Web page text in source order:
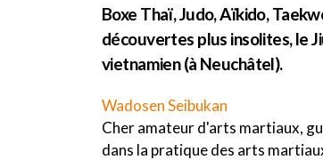
Boxe Thaï, Judo, Aïkido,
découvertes plus insolites, le
vietnamien (à Neuchâtel).
Wadosen Seibukan
Cher amateur d'arts martiaux,
dans la pratique des arts